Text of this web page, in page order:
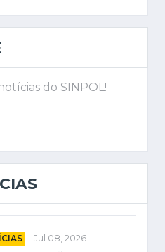
do SINPOL!
Jul 08, 2026